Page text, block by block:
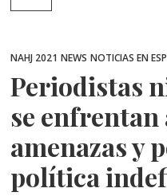
NAHJ 2021 NEWS NOTICIAS EN
Periodistas
se
amenazas y
política